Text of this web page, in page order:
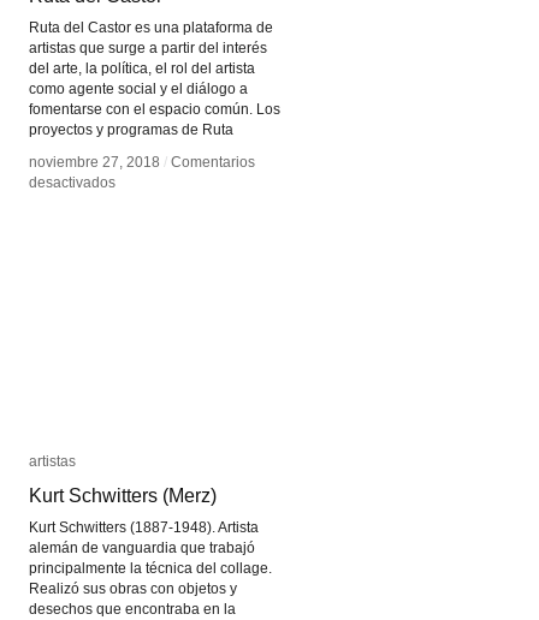
Ruta del Castor es una plataforma de
artistas que surge a partir del interés
del arte, la política, el rol del artista
como agente social y el diálogo a
fomentarse con el espacio común. Los
proyectos y programas de Ruta
noviembre 27, 2018 / Comentarios
desactivadosen
noviembre 27, 2018 / Comentarios
desactivadosen
artistas
Kurt Schwitters (Merz)
Kurt Schwitters (1887-1948). Artista
alemán de vanguardia que trabajó
principalmente la técnica del collage.
Realizó sus obras con objetos y
desechos que encontraba en la
artistas
Kurt Schwitters (Merz)